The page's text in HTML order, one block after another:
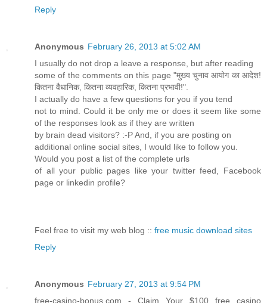
Reply
Anonymous February 26, 2013 at 5:02 AM
I usually do not drop a leave a response, but after reading
some of the comments on this page "मुख्य चुनाव आयोग का आदेश!
कितना वैधानिक, कितना व्यवहारिक, कितना प्रभावी!".
I actually do have a few questions for you if you tend
not to mind. Could it be only me or does it seem like some
of the responses look as if they are written
by brain dead visitors? :-P And, if you are posting on
additional online social sites, I would like to follow you.
Would you post a list of the complete urls
of all your public pages like your twitter feed, Facebook
page or linkedin profile?
Feel free to visit my web blog :: free music download sites
Reply
Anonymous February 27, 2013 at 9:54 PM
free-casino-bonus.com - Claim Your $100 free casino